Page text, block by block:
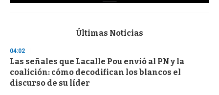
s
d
s
o
f
3
Últimas Noticias
04:02
Las señales que Lacalle Pou envió al PN y la
coalición: cómo decodifican los blancos el
discurso de su líder